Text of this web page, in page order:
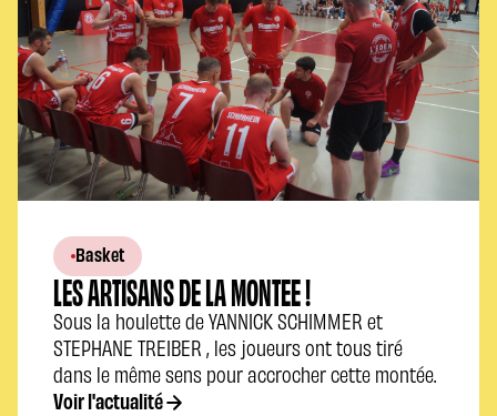
Basket
LES ARTISANS DE LA MONTEE !
Sous la houlette de YANNICK SCHIMMER et
STEPHANE TREIBER , les joueurs ont tous tiré
dans le même sens pour accrocher cette montée.
Voir l'actualité